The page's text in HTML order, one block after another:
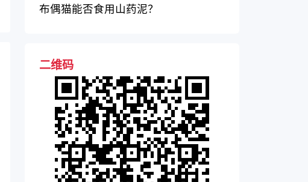
丰富的教育资源
布偶猫能否食用山药泥？
二维码